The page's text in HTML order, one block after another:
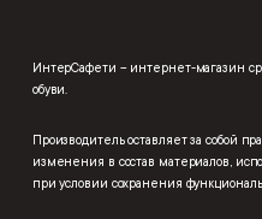
ИнтерСафети – интернет-магазин
обуви.
Производитель оставляет за собой
изменения в состав материалов,
при условии сохранения